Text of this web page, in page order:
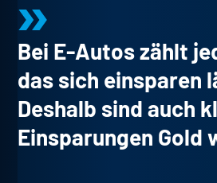
Bei E-Autos zählt
das sich einsparen
Deshalb sind auch
Einsparungen Gold